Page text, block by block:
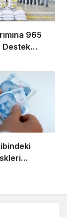
965
Destek